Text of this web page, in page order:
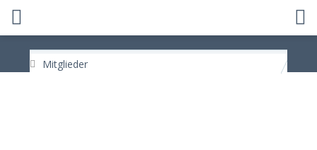
Mitglieder